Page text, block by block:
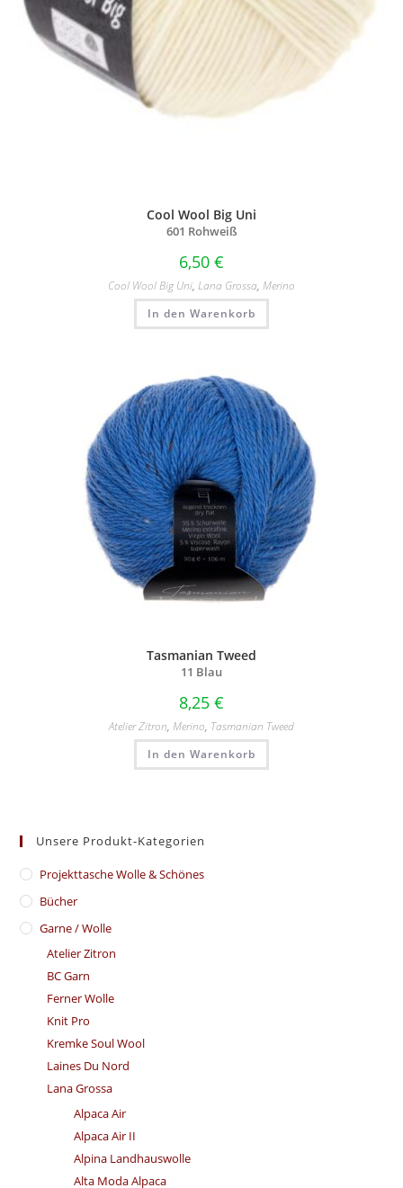
Cool Wool Big Uni
601 Rohweiß
6,50 €
Cool Wool Big Uni, Lana Grossa, Merino
In den Warenkorb
Tasmanian Tweed
11 Blau
8,25 €
Atelier Zitron, Merino, Tasmanian Tweed
In den Warenkorb
Unsere Produkt-Kategorien
​Projekttasche Wolle & Schönes
Bücher
Garne / Wolle
Atelier Zitron
BC Garn
Ferner Wolle
Knit Pro
Kremke Soul Wool
Laines Du Nord
Lana Grossa
Alpaca Air
Alpaca Air II
Alpina Landhauswolle
Alta Moda Alpaca